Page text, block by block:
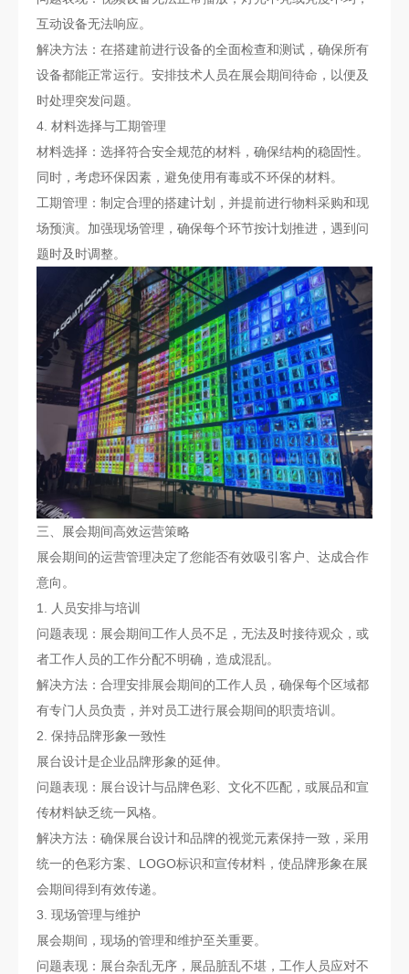
互动设备无法响应。
解决方法：在搭建前进行设备的全面检查和测试，确保所有
设备都能正常运行。安排技术人员在展会期间待命，以便及
时处理突发问题。
4. 材料选择与工期管理
材料选择：选择符合安全规范的材料，确保结构的稳固性。
同时，考虑环保因素，避免使用有毒或不环保的材料。
工期管理：制定合理的搭建计划，并提前进行物料采购和现
场预演。加强现场管理，确保每个环节按计划推进，遇到问
题时及时调整。
三、展会期间高效运营策略
展会期间的运营管理决定了您能否有效吸引客户、达成合作
意向。
1. 人员安排与培训
问题表现：展会期间工作人员不足，无法及时接待观众，或
者工作人员的工作分配不明确，造成混乱。
解决方法：合理安排展会期间的工作人员，确保每个区域都
有专门人员负责，并对员工进行展会期间的职责培训。
2. 保持品牌形象一致性
展台设计是企业品牌形象的延伸。
问题表现：展台设计与品牌色彩、文化不匹配，或展品和宣
传材料缺乏统一风格。
解决方法：确保展台设计和品牌的视觉元素保持一致，采用
统一的色彩方案、LOGO标识和宣传材料，使品牌形象在展
会期间得到有效传递。
3. 现场管理与维护
展会期间，现场的管理和维护至关重要。
问题表现：展台杂乱无序，展品脏乱不堪，工作人员应对不